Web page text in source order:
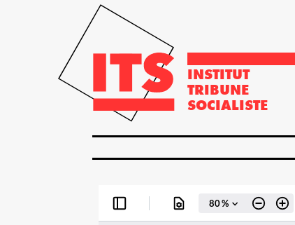
INSTITUT
TRIBUNE
SOCIALISTE